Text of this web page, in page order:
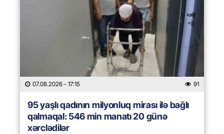
07.08.2026 - 17:15 91
95 yaşlı qadının milyonluq mirası ilə bağlı
qalmaqal: 546 min manatı 20 günə
xərclədilər